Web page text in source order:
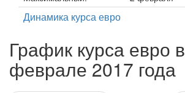
Динамика курса евро
График курса евро в
феврале 2017 года